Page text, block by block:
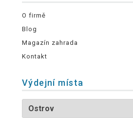
O firmě
Blog
Magazín zahrada
Kontakt
Výdejní místa